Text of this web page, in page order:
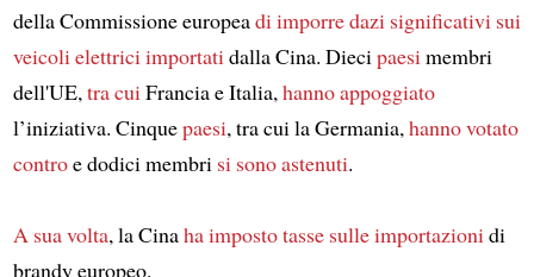
della Commissione europeadi imporre dazi significativi sui
veicoli elettrici importatidalla Cina. Diecipaesimembri
dell'UE,tra cuiFrancia e Italia,hanno appoggiato
l’iniziativa. Cinquepaesi, tra cui la Germania,hanno votato
controe dodici membri si sono astenuti.
A sua volta, la Cinaha imposto tasse sulle importazionidi
brandy europeo.